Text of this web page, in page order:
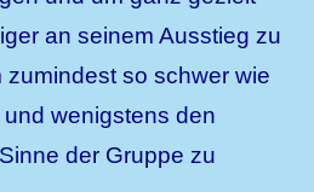
an seinem Ausstieg zu
zumindest so schwer wie
wenigstens den
der Gruppe zu